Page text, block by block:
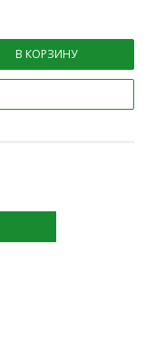
В КОРЗИНУ